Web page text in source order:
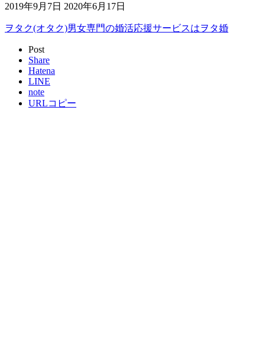
2019年9月7日 2020年6月17日
ヲタク(オタク)男女専門の婚活応援サービスはヲタ婚
Post
Share
Hatena
LINE
note
URLコピー